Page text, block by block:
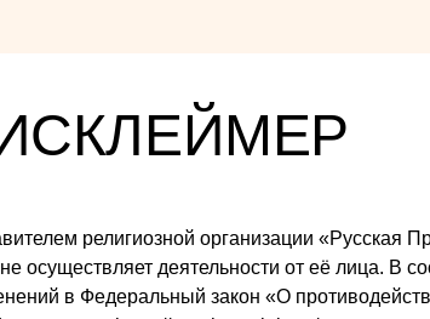
религиозной организации «Русская
деятельности от её лица. В
в Федеральный закон «О